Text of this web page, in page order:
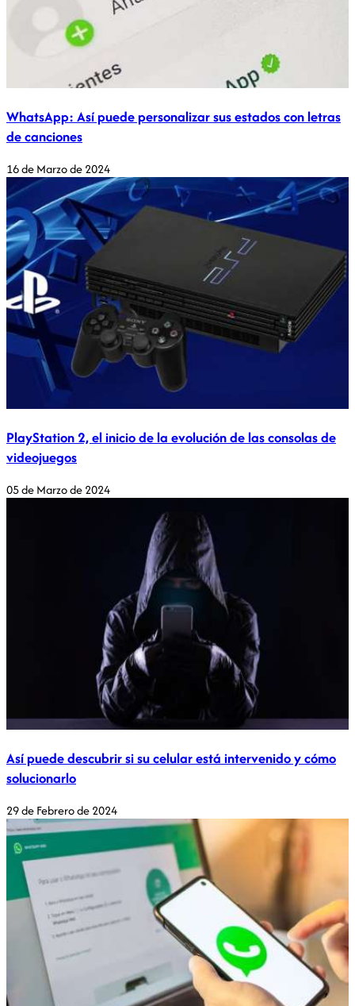
WhatsApp: Así puede personalizar sus estados con letras
de canciones
16 de Marzo de 2024
PlayStation 2, el inicio de la evolución de las consolas de
videojuegos
05 de Marzo de 2024
Así puede descubrir si su celular está intervenido y cómo
solucionarlo
29 de Febrero de 2024